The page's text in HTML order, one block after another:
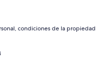
condiciones de la propiedad